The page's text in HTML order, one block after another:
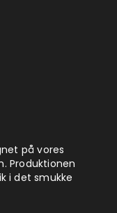
på vores
Produktionen
i det smukke